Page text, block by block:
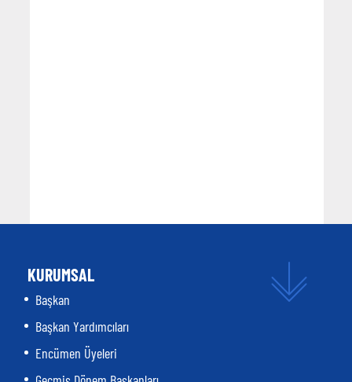
KURUMSAL
Başkan
Başkan Yardımcıları
Encümen Üyeleri